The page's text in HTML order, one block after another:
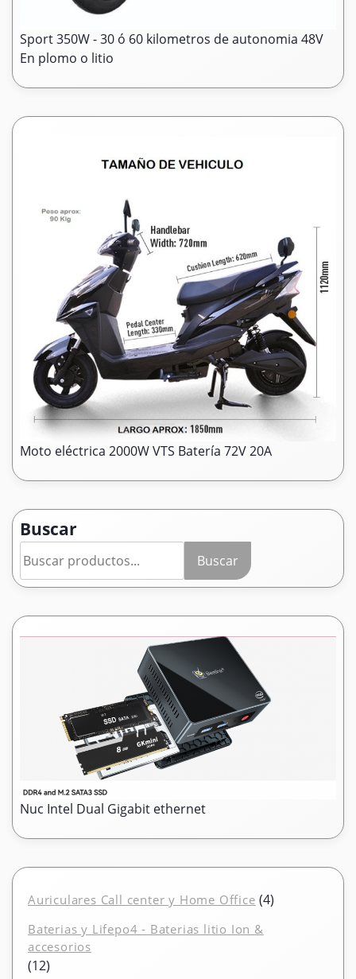
Sport 350W - 30 ó 60 kilometros de autonomia 48V
En plomo o litio
Moto eléctrica 2000W VTS Batería 72V 20A
Buscar
Buscar
Nuc Intel Dual Gigabit ethernet
Auriculares Call center y Home Office 44
Baterias y Lifepo4 - Baterias litio Ion &
accesorios
1212